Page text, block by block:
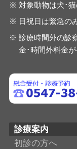
対象動物は犬･猫
日祝日は緊急の
診療時間外の診
金･時間外料金
診療案内
初診の方へ